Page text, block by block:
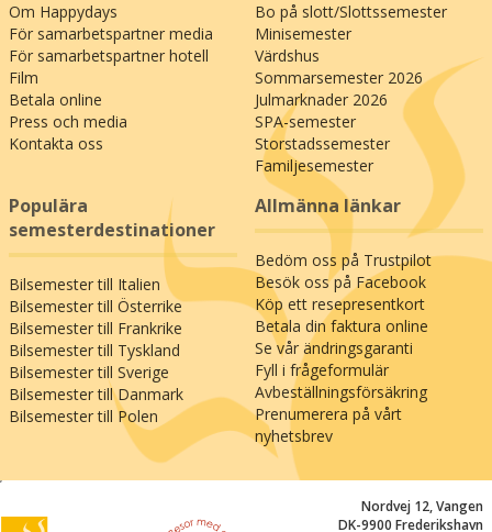
Om Happydays
För samarbetspartner media
För samarbetspartner hotell
Film
Betala online
Press och media
Kontakta oss
Bo på slott/Slottssemester
Minisemester
Värdshus
Sommarsemester 2026
Julmarknader 2026
SPA-semester
Storstadssemester
Familjesemester
Populära
semesterdestinationer
Bilsemester till Italien
Bilsemester till Österrike
Bilsemester till Frankrike
Bilsemester till Tyskland
Bilsemester till Sverige
Bilsemester till Danmark
Bilsemester till Polen
Allmänna länkar
Bedöm oss på Trustpilot
Besök oss på Facebook
Köp ett resepresentkort
Betala din faktura online
Se vår ändringsgaranti
Fyll i frågeformulär
Avbeställningsförsäkring
Prenumerera på vårt
nyhetsbrev
Nordvej 12, Vangen
DK-9900 Frederikshavn